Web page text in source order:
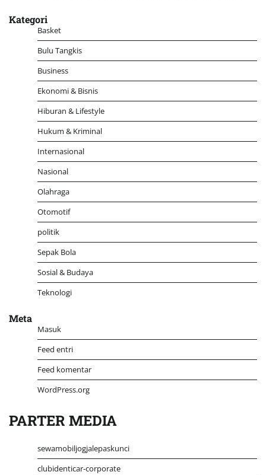
Kategori
Basket
Bulu Tangkis
Business
Ekonomi & Bisnis
Hiburan & Lifestyle
Hukum & Kriminal
Internasional
Nasional
Olahraga
Otomotif
politik
Sepak Bola
Sosial & Budaya
Teknologi
Meta
Masuk
Feed entri
Feed komentar
WordPress.org
PARTER MEDIA
sewamobiljogjalepaskunci
clubidenticar-corporate